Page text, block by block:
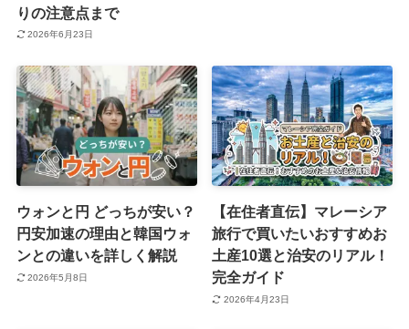
りの注意点まで
2026年6月23日
ウォンと円 どっちが安い？
円安加速の理由と韓国ウォ
ンとの違いを詳しく解説
2026年5月8日
【在住者直伝】マレーシア
旅行で買いたいおすすめお
土産10選と治安のリアル！
完全ガイド
2026年4月23日